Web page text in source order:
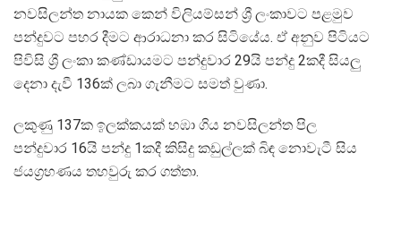
නවසිලන්ත නායක කෙන් විලියම්සන් ශ්‍රී ලංකාවට පළමුව
පන්දුවට පහර දීමට ආරාධනා කර සිටියේය. ඒ අනුව පිටියට
පිවිසි ශ්‍රී ලංකා කණ්ඩායමට පන්දුවාර 29යි පන්දු 2කදී සියලු
දෙනා දැවී 136ක් ලබා ගැනීමට සමත් වුණා.
ලකුණු 137ක ඉලක්කයක් හඹා ගිය නවසිලන්ත පිල
පන්දුවාර 16යි පන්දු 1කදී කිසිදු කඩුල්ලක් බිඳ නොවැටී සිය
ජයග්‍රහණය තහවුරු කර ගත්තා.